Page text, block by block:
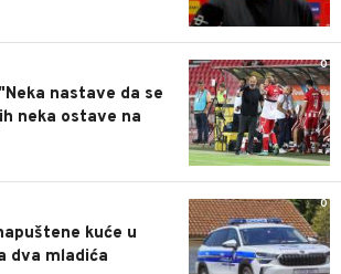
0
nastave da se
neka ostave na
0
kuće u
dva mladića